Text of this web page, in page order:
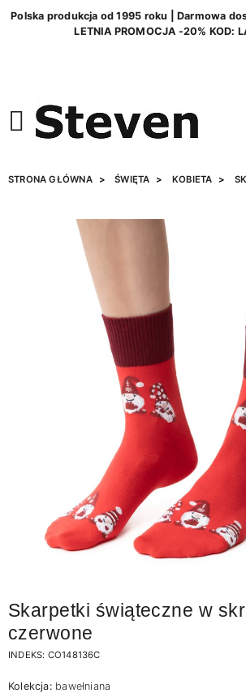
Polska produkcja od 1995 roku | Darmowa
LETNIA PROMOCJA -20% KOD:
STRONA GŁÓWNA ŚWIĘTA KOBIETA
Skarpetki świąteczne w
czerwone
INDEKS: CO148136C
Kolekcja:bawełniana